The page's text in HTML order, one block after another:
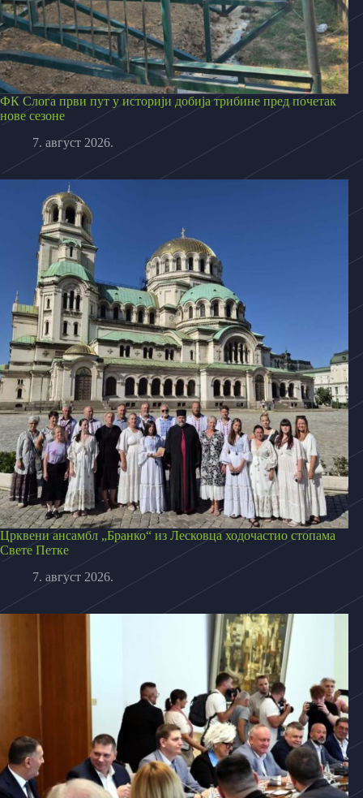
ФК Слога први пут у историји добија трибине пред почетак
нове сезоне
7. август 2026.
Црквени ансамбл „Бранко“ из Лесковца ходочастио стопама
Свете Петке
7. август 2026.